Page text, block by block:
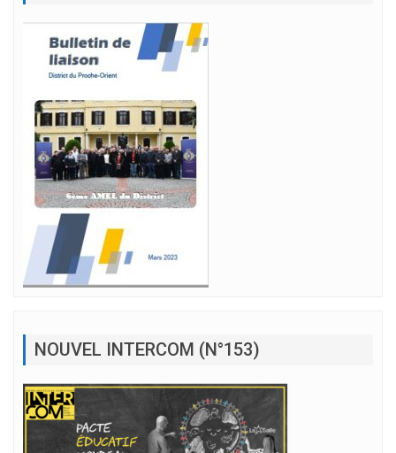
NOUVEL INTERCOM (N°153)